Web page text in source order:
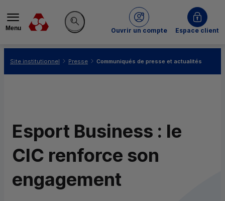
Menu
Rechercher sur le site
Ouvrir un compte
du Crédit MutuelEspace client
Site institutionnel Presse Communiqués de presse et actualités
Esport Business : le
CIC renforce son
engagement